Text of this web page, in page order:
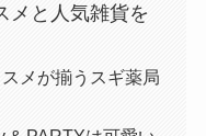
メと人気雑貨を
メが揃うスギ薬局